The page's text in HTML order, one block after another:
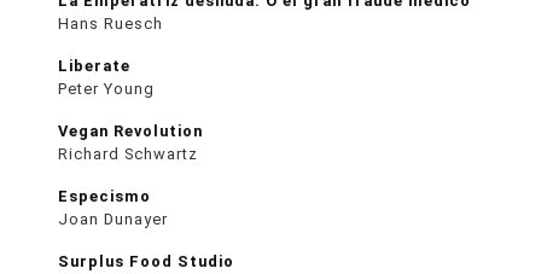
Hans Ruesch
Liberate
Peter Young
Vegan Revolution
Richard Schwartz
Especismo
Joan Dunayer
Surplus Food Studio